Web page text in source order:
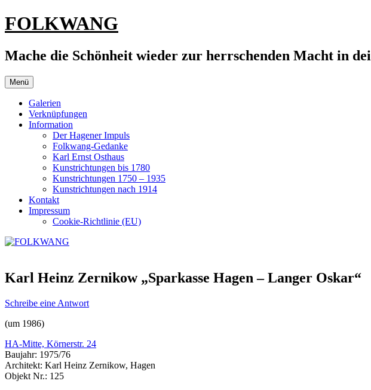
Zum
Inhalt
FOLKWANG
Mache die Schönheit wieder zur herrschenden Macht in
Menü
Galerien
Verknüpfungen
Information
Der Hagener Impuls
Folkwang-Gedanke
Karl Ernst Osthaus
Kunstrichtungen bis 1780
Kunstrichtungen 1750 – 1935
Kunstrichtungen nach 1914
Kontakt
Impressum
Cookie-Richtlinie (EU)
Karl Heinz Zernikow „Sparkasse Hagen – Langer Oskar“
Schreibe eine Antwort
(um 1986)
HA-Mitte, Körnerstr. 24
Baujahr: 1975/76
Architekt: Karl Heinz Zernikow, Hagen
Objekt Nr.: 125